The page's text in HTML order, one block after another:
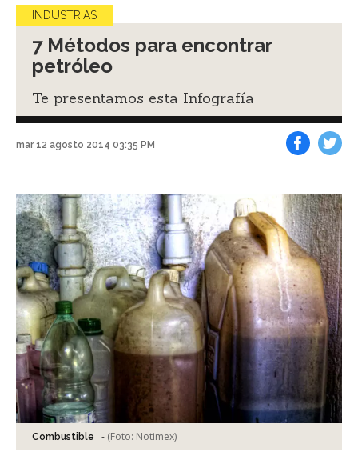
INDUSTRIAS
7 Métodos para encontrar
petróleo
Te presentamos esta Infografía
mar 12 agosto 2014 03:35 PM
Combustible - (Foto: Notimex)